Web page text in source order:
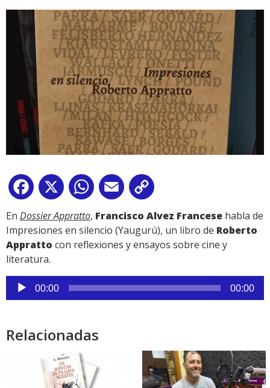
Facebook
X WhatsApp
Email
Link
En Dossier Appratto, Francisco Alvez Francese habla de
Impresiones en silencio (Yaugurú), un libro de Roberto
Appratto con reflexiones y ensayos sobre cine y
literatura.
Reproductor
de
00:00 00:00
Relacionadas